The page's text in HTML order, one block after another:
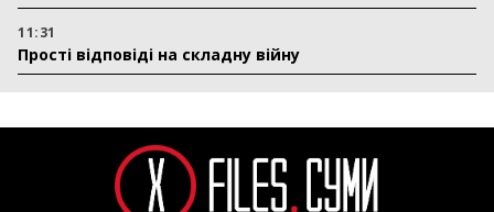
11:31
Прості відповіді на складну війну